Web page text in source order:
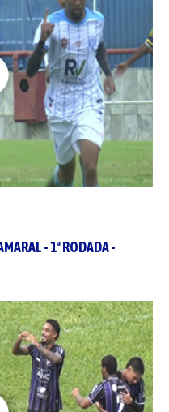
- 1ª RODADA -